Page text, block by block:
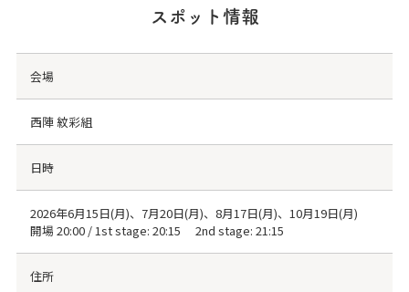
スポット情報
会場
西陣 紋彩組
日時
2026年6月15日(月)、7月20日(月)、8月17日(月)、10月19日(月)
開場 20:00 / 1st stage: 20:15 2nd stage: 21:15
住所